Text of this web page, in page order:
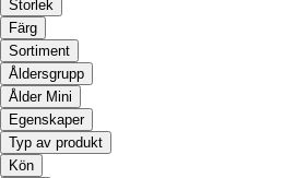
Storlek
Färg
Sortiment
Åldersgrupp
Ålder Mini
Egenskaper
Typ av produkt
Kön